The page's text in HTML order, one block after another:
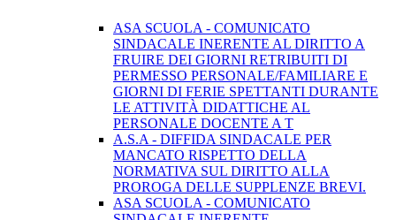
ASA SCUOLA - COMUNICATO
SINDACALE INERENTE AL DIRITTO A
FRUIRE DEI GIORNI RETRIBUITI DI
PERMESSO PERSONALE/FAMILIARE E
GIORNI DI FERIE SPETTANTI DURANTE
LE ATTIVITÀ DIDATTICHE AL
PERSONALE DOCENTE A T
A.S.A - DIFFIDA SINDACALE PER
MANCATO RISPETTO DELLA
NORMATIVA SUL DIRITTO ALLA
PROROGA DELLE SUPPLENZE BREVI.
ASA SCUOLA - COMUNICATO